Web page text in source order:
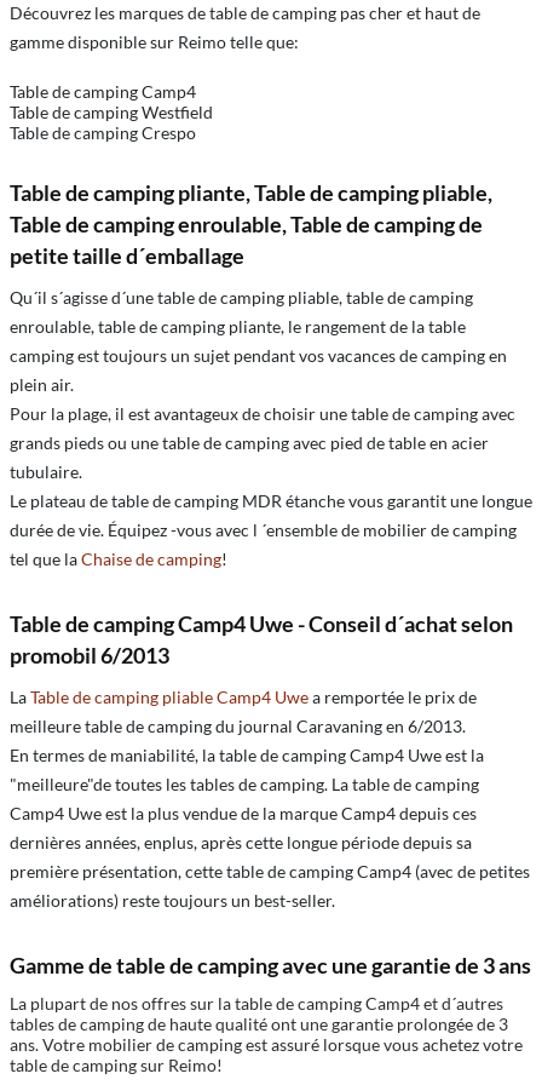
Découvrez les marques de table de camping pas cher et haut de
gamme disponible sur Reimo telle que:
Table de camping Camp4
Table de camping Westfield
Table de camping Crespo
Table de camping pliante, Table de camping pliable,
Table de camping enroulable, Table de camping de
petite taille d´emballage
Qu´il s´agisse d´une table de camping pliable, table de camping
enroulable, table de camping pliante, le rangement de la table
camping est toujours un sujet pendant vos vacances de camping en
plein air.
Pour la plage, il est avantageux de choisir une table de camping avec
grands pieds ou une table de camping avec pied de table en acier
tubulaire.
Le plateau de table de camping MDR étanche vous garantit une longue
durée de vie. Équipez -vous avec l ´ensemble de mobilier de camping
tel que laChaise de camping!
Table de camping Camp4 Uwe - Conseil d´achat selon
promobil 6/2013
LaTable de camping pliable Camp4 Uwea remportée le prix de
meilleure table de camping du journal Caravaning en 6/2013.
En termes de maniabilité, la table de camping Camp4 Uwe est la
"meilleure"de toutes les tables de camping. La table de camping
Camp4 Uwe est la plus vendue de la marque Camp4 depuis ces
dernières années, enplus, après cette longue période depuis sa
première présentation, cette table de camping Camp4 (avec de petites
améliorations) reste toujours un best-seller.
Gamme de table de camping avec une garantie de 3 ans
La plupart de nos offres sur la table de camping Camp4 et d´autres
tables de camping de haute qualité ont une garantie prolongée de 3
ans. Votre mobilier de camping est assuré lorsque vous achetez votre
table de camping sur Reimo!